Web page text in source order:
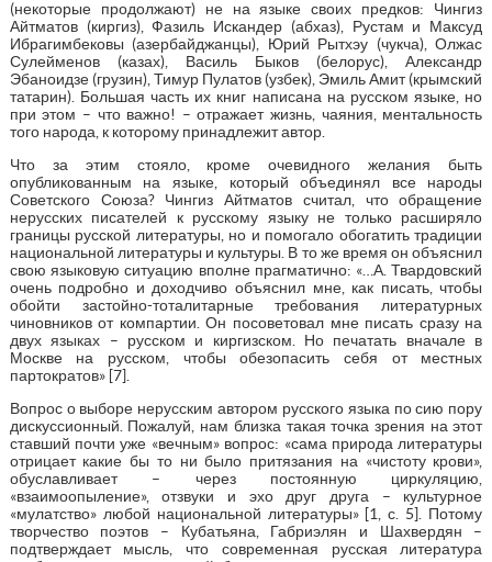
(некоторые продолжают) не на языке своих предков: Чингиз
Айтматов (киргиз), Фазиль Искандер (абхаз), Рустам и Максуд
Ибрагимбековы (азербайджанцы), Юрий Рытхэу (чукча), Олжас
Сулейменов (казах), Василь Быков (белорус), Александр
Эбаноидзе (грузин), Тимур Пулатов (узбек), Эмиль Амит (крымский
татарин). Большая часть их книг написана на русском языке, но
при этом – что важно! – отражает жизнь, чаяния, ментальность
того народа, к которому принадлежит автор.
Что за этим стояло, кроме очевидного желания быть
опубликованным на языке, который объединял все народы
Советского Союза? Чингиз Айтматов считал, что обращение
нерусских писателей к русскому языку не только расширяло
границы русской литературы, но и помогало обогатить традиции
национальной литературы и культуры. В то же время он объяснил
свою языковую ситуацию вполне прагматично: «…А. Твардовский
очень подробно и доходчиво объяснил мне, как писать, чтобы
обойти застойно-тоталитарные требования литературных
чиновников от компартии. Он посоветовал мне писать сразу на
двух языках – русском и киргизском. Но печатать вначале в
Москве на русском, чтобы обезопасить себя от местных
партократов» [7].
Вопрос о выборе нерусским автором русского языка по сию пору
дискуссионный. Пожалуй, нам близка такая точка зрения на этот
ставший почти уже «вечным» вопрос: «сама природа литературы
отрицает какие бы то ни было притязания на «чистоту крови»,
обуславливает – через постоянную циркуляцию,
«взаимоопыление», отзвуки и эхо друг друга – культурное
«мулатство» любой национальной литературы» [1, с. 5]. Потому
творчество поэтов – Кубатьяна, Габриэлян и Шахвердян –
подтверждает мысль, что современная русская литература